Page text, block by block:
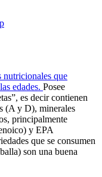
nutricionales que
edades. Posee
es decir contienen
(A y D), minerales
principalmente
y EPA
que se consumen
son una buena